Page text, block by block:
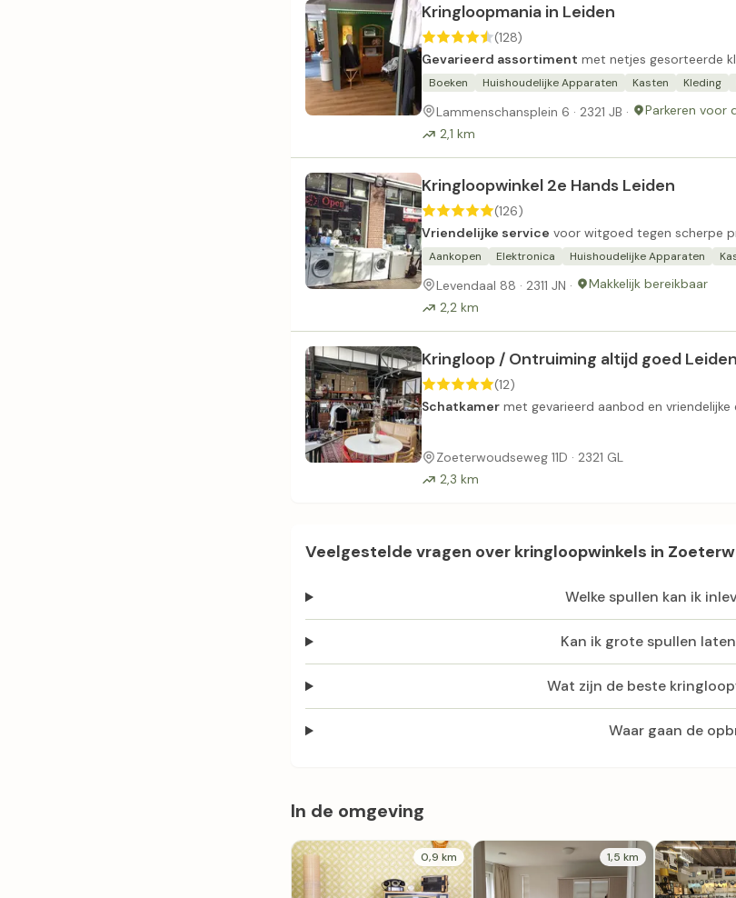
Kringloopmania in Leiden
(128)
Gevarieerd assortiment met netjes gesorteerde
Boeken Huishoudelijke Apparaten Kasten Kleding
Lammenschansplein 6 · 2321 JB ·
Parkeren voor
2,1 km
Kringloopwinkel 2e Hands Leiden
(126)
Vriendelijke service voor witgoed tegen scherpe
Aankopen Elektronica Huishoudelijke Apparaten
Levendaal 88 · 2311 JN ·
Makkelijk bereikbaar
2,2 km
Kringloop / Ontruiming altijd goed Leiden
(12)
Schatkamer met gevarieerd aanbod en vriendelijke
Zoeterwoudseweg 11D · 2321 GL
2,3 km
Veelgestelde vragen over kringloopwinkels in
Welke spullen kan ik
Kan ik grote spullen
Wat zijn de beste
Waar gaan de
In de omgeving
0,9 km 1,5 km